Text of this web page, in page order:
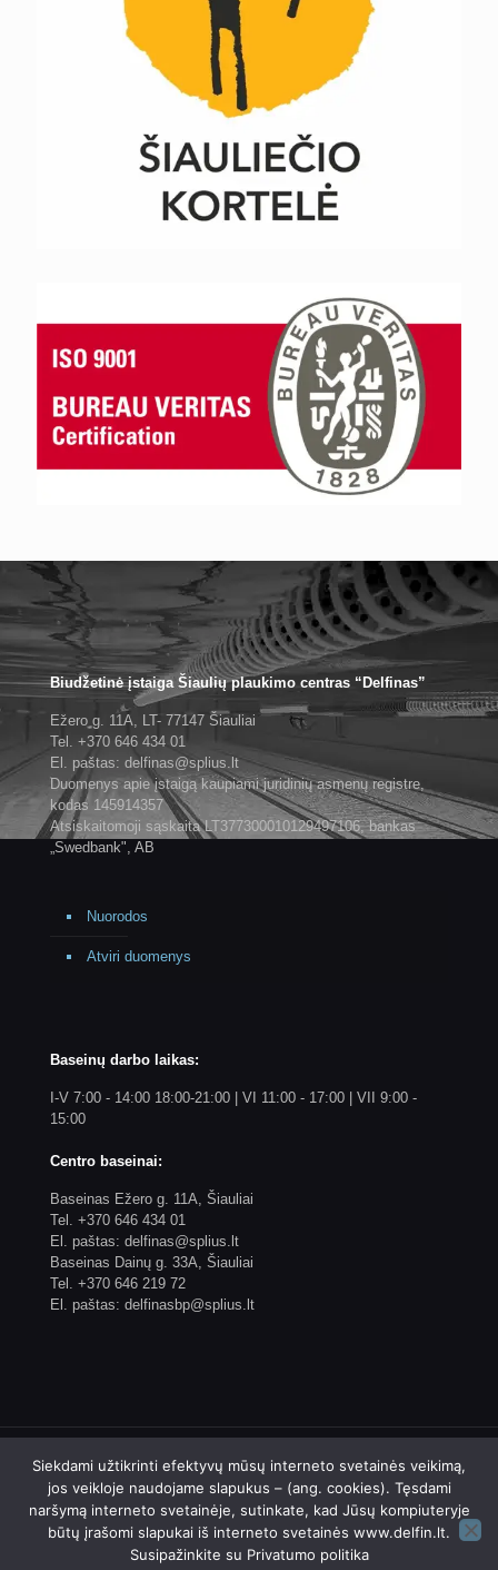
Biudžetinė įstaiga Šiaulių plaukimo centras “Delfinas”
Ežero g. 11A, LT- 77147 Šiauliai
Tel. +370 646 434 01
El. paštas: delfinas@splius.lt
Duomenys apie įstaigą kaupiami juridinių asmenų registre,
kodas 145914357
Atsiskaitomoji sąskaita LT377300010129497106, bankas
„Swedbank", AB
Nuorodos
Atviri duomenys
Baseinų darbo laikas:
I-V 7:00 - 14:00 18:00-21:00 | VI 11:00 - 17:00 | VII 9:00 -
15:00
Centro baseinai:
Baseinas Ežero g. 11A, Šiauliai
Tel. +370 646 434 01
El. paštas: delfinas@splius.lt
Baseinas Dainų g. 33A, Šiauliai
Tel. +370 646 219 72
El. paštas: delfinasbp@splius.lt
© 2023 Biudžetinės įstaigos Šiaulių plaukimo centro
"Delfinas" internetinis puslapis. Sprendimas: 4WEB
Siekdami užtikrinti efektyvų mūsų interneto svetainės veikimą,
jos veikloje naudojame slapukus – (ang. cookies). Tęsdami
naršymą interneto svetainėje, sutinkate, kad Jūsų kompiuteryje
būtų įrašomi slapukai iš interneto svetainės www.delfin.lt.
Susipažinkite su Privatumo politika